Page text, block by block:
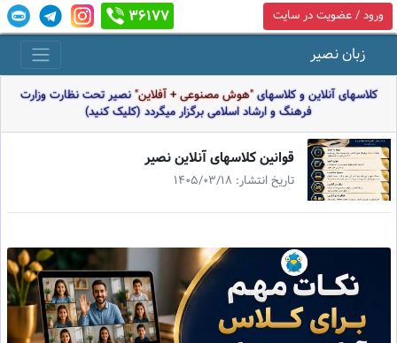
ورود / عضویت در سایت 36177
زبان نصیر
کلاسهای آنلاین و کلاسهای"هوش مصنوعی + آفلاین"نصیر تحت نظارت وزارت
فرهنگ و ارشاد اسلامی برگزار میگردد (کلیک کنید)
قوانين كلاسهاى آنلاين نصير
تاریخ انتشار: 1405/03/18